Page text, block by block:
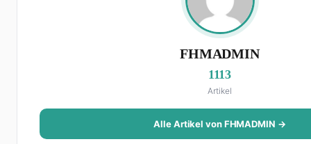
FHMADMIN
1113
Artikel
Alle Artikel von FHMADMIN →